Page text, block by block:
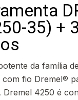
35) +
da família de
fio Dremel®
4250 é